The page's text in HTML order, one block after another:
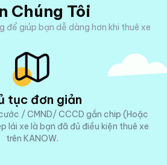
Chúng Tôi
để giúp bạn dễ dàng hơn khi thuê xe
tục đơn giản
/ CMND/ CCCD gắn chip (Hoặc
lái xe là bạn đã đủ điều kiện thuê xe
trên KANOW.